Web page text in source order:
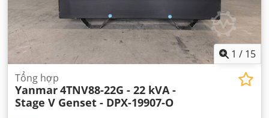
1 / 15
Tổng hợp
Yanmar4TNV88-22G - 22 kVA -
Stage V Genset - DPX-19907-O